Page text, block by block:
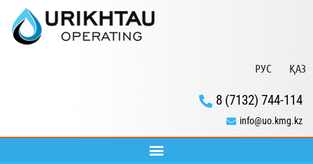
РУС ҚАЗ
8 (7132) 744-114
info@uo.kmg.kz